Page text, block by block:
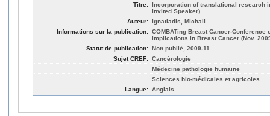
Titre: Incorporation of translational research
Invited Speaker)
Auteur: Ignatiadis, Michail
Informations sur la publication: COMBATing Breast Cancer-
implications in Breast Cancer (Nov.
Statut de publication: Non publié, 2009-11
Sujet CREF: Cancérologie
Médecine pathologie humaine
Sciences bio-médicales et agricoles
Langue: Anglais